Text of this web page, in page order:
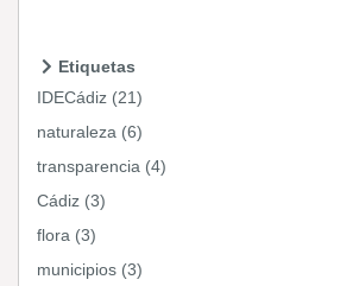
Etiquetas
IDECádiz (21)
naturaleza (6)
transparencia (4)
Cádiz (3)
flora (3)
municipios (3)